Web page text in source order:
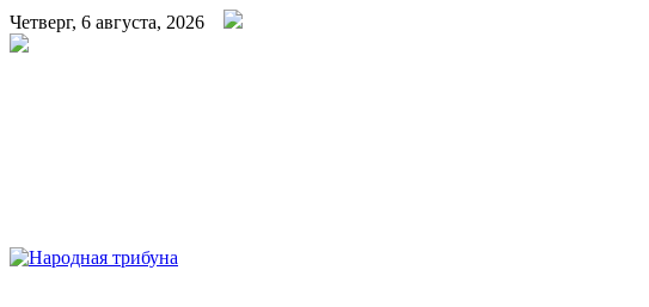
Четверг, 6 августа, 2026